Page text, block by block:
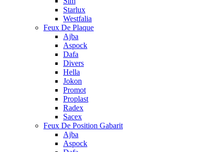
Starlux
Westfalia
Feux De Plaque
Ajba
Aspock
Dafa
Divers
Hella
Jokon
Promot
Proplast
Radex
Sacex
Feux De Position Gabarit
Ajba
Aspock